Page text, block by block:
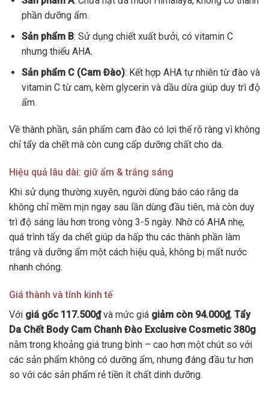
phần dưỡng ẩm.
Sản phẩm B: Sử dụng chiết xuất bưởi, có vitamin C
nhưng thiếu AHA.
Sản phẩm C (Cam Đào): Kết hợp AHA tự nhiên từ đào và
vitamin C từ cam, kèm glycerin và dầu dừa giúp duy trì độ
ẩm.
Về thành phần, sản phẩm cam đào có lợi thế rõ ràng vì không
chỉ tẩy da chết mà còn cung cấp dưỡng chất cho da.
Hiệu quả lâu dài: giữ ẩm & trắng sáng
Khi sử dụng thường xuyên, người dùng báo cáo rằng da
không chỉ mềm mịn ngay sau lần dùng đầu tiên, mà còn duy
trì độ sáng lâu hơn trong vòng 3-5 ngày. Nhờ có AHA nhẹ,
quá trình tẩy da chết giúp da hấp thu các thành phần làm
trắng và dưỡng ẩm một cách hiệu quả, không bị mất nước
nhanh chóng.
Giá thành và tính kinh tế
Với giá gốc 117.500₫và mức giá giảm còn 94.000₫, Tẩy
Da Chết Body Cam Chanh Đào Exclusive Cosmetic 380g
nằm trong khoảng giá trung bình – cao hơn một chút so với
các sản phẩm không có dưỡng ẩm, nhưng đáng đầu tư hơn
so với các sản phẩm rẻ tiền ít chất dinh dưỡng.